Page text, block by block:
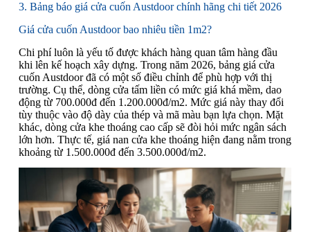
3. Bảng báo giá cửa cuốn Austdoor chính hãng chi tiết 2026
Giá cửa cuốn Austdoor bao nhiêu tiền 1m2?
Chi phí luôn là yếu tố được khách hàng quan tâm hàng đầu
khi lên kế hoạch xây dựng. Trong năm 2026, bảng giá cửa
cuốn Austdoor đã có một số điều chỉnh để phù hợp với thị
trường. Cụ thể, dòng cửa tấm liền có mức giá khá mềm, dao
động từ 700.000đ đến 1.200.000đ/m2. Mức giá này thay đổi
tùy thuộc vào độ dày của thép và mã màu bạn lựa chọn. Mặt
khác, dòng cửa khe thoáng cao cấp sẽ đòi hỏi mức ngân sách
lớn hơn. Thực tế, giá nan cửa khe thoáng hiện đang nằm trong
khoảng từ 1.500.000đ đến 3.500.000đ/m2.